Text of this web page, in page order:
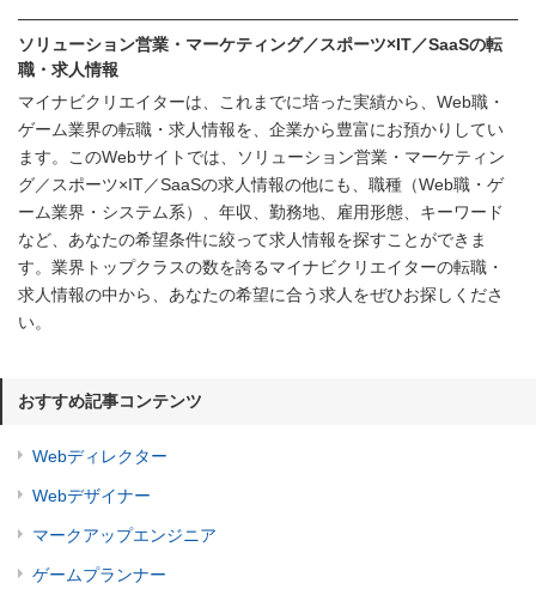
ソリューション営業・マーケティング／スポーツ×IT／SaaSの転
職・求人情報
マイナビクリエイターは、これまでに培った実績から、Web職・
ゲーム業界の転職・求人情報を、企業から豊富にお預かりしてい
ます。このWebサイトでは、ソリューション営業・マーケティン
グ／スポーツ×IT／SaaSの求人情報の他にも、職種（Web職・ゲ
ーム業界・システム系）、年収、勤務地、雇用形態、キーワード
など、あなたの希望条件に絞って求人情報を探すことができま
す。業界トップクラスの数を誇るマイナビクリエイターの転職・
求人情報の中から、あなたの希望に合う求人をぜひお探しくださ
い。
おすすめ記事コンテンツ
Webディレクター
Webデザイナー
マークアップエンジニア
ゲームプランナー